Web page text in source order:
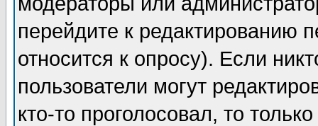
перейдите к редактированию
относится к опросу). Если
пользователи могут
кто-то проголосовал, то